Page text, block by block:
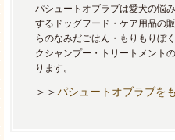
パシュートオブラブは愛犬の悩
するドッグフード・ケア用品の
らのなみだごはん・もりもりぼ
クシャンプー・トリートメント
ります。
＞＞パシュートオブラブを